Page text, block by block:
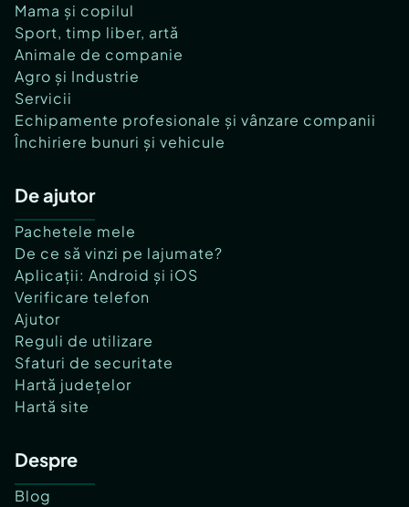
Mama și copilul
Sport, timp liber, artă
Animale de companie
Agro și Industrie
Servicii
Echipamente profesionale și vânzare companii
Închiriere bunuri și vehicule
De ajutor
Pachetele mele
De ce să vinzi pe lajumate?
Aplicații: Android și iOS
Verificare telefon
Ajutor
Reguli de utilizare
Sfaturi de securitate
Hartă județelor
Hartă site
Despre
Blog